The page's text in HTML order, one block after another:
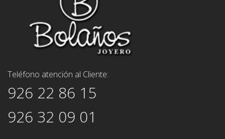
Teléfono atención al Cliente:
926 22 86 15
926 32 09 01